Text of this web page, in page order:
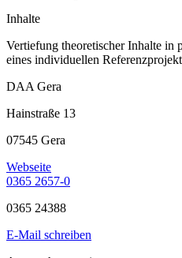
Inhalte
Vertiefung theoretischer Inhalte in
eines individuellen
DAA Gera
Hainstraße 13
07545 Gera
Webseite
0365 2657-0
0365 24388
E-Mail schreiben